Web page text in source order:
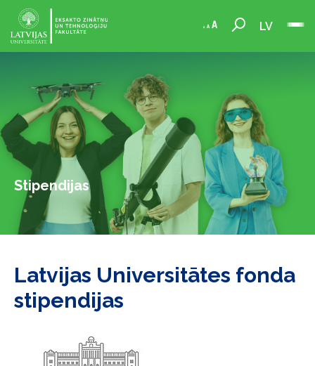
LV
Stipendijas
Latvijas Universitātes fonda
stipendijas